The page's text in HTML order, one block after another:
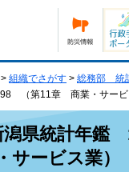
> 組織でさがす > 総務部 統
（第11章 商業・サービ
県統計年鑑
ービス業）